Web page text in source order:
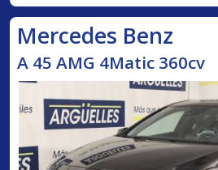
Mercedes Benz
A 45 AMG 4Matic 360cv